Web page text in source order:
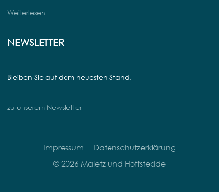
Weiterlesen
NEWSLETTER
Bleiben Sie auf dem neuesten Stand.
zu unserem Newsletter
Impressum
Datenschutzerklärung
© 2026 Maletz und Hoffstedde